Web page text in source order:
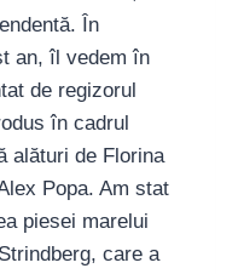
În
an, îl vedem în
de regizorul
în cadrul
alături de Florina
Popa. Am stat
piesei marelui
care a